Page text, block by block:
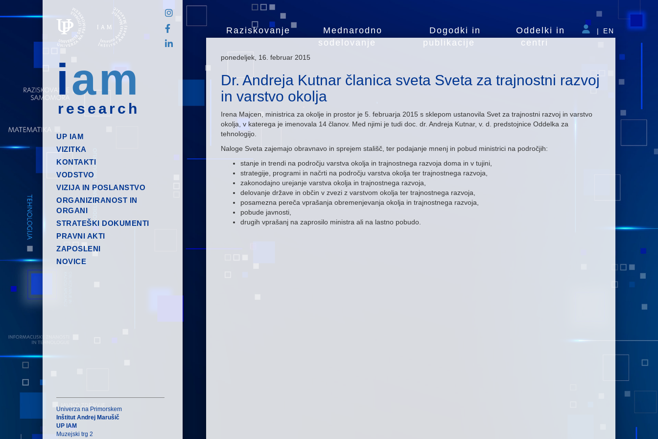
iam
research
Raziskovanje
Mednarodno
sodelovanje
Dogodki in
publikacije
Oddelki in
centri
| EN
UP IAM
VIZITKA
KONTAKTI
VODSTVO
VIZIJA IN POSLANSTVO
ORGANIZIRANOST IN
ORGANI
STRATEŠKI DOKUMENTI
PRAVNI AKTI
ZAPOSLENI
NOVICE
ponedeljek, 16. februar 2015
Dr. Andreja Kutnar članica sveta Sveta za trajnostni razvoj
in varstvo okolja
Irena Majcen, ministrica za okolje in prostor je 5. februarja 2015 s sklepom ustanovila Svet za trajnostni razvoj in varstvo
okolja, v katerega je imenovala 14 članov. Med njimi je tudi doc. dr. Andreja Kutnar, v. d. predstojnice Oddelka za
tehnologijo.
Naloge Sveta zajemajo obravnavo in sprejem stališč, ter podajanje mnenj in pobud ministrici na področjih:
stanje in trendi na področju varstva okolja in trajnostnega razvoja doma in v tujini,
strategije, programi in načrti na področju varstva okolja ter trajnostnega razvoja,
zakonodajno urejanje varstva okolja in trajnostnega razvoja,
delovanje države in občin v zvezi z varstvom okolja ter trajnostnega razvoja,
posamezna pereča vprašanja obremenjevanja okolja in trajnostnega razvoja,
pobude javnosti,
drugih vprašanj na zaprosilo ministra ali na lastno pobudo.
Univerza na Primorskem
Inštitut Andrej Marušič
UP IAM
Muzejski trg 2